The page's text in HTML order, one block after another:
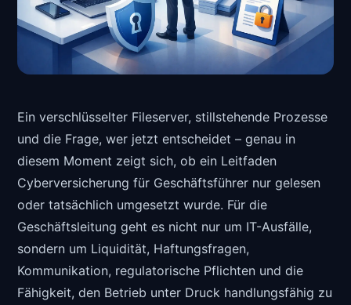
Ein verschlüsselter Fileserver, stillstehende Prozesse
und die Frage, wer jetzt entscheidet – genau in
diesem Moment zeigt sich, ob ein Leitfaden
Cyberversicherung für Geschäftsführer nur gelesen
oder tatsächlich umgesetzt wurde. Für die
Geschäftsleitung geht es nicht nur um IT-Ausfälle,
sondern um Liquidität, Haftungsfragen,
Kommunikation, regulatorische Pflichten und die
Fähigkeit, den Betrieb unter Druck handlungsfähig zu